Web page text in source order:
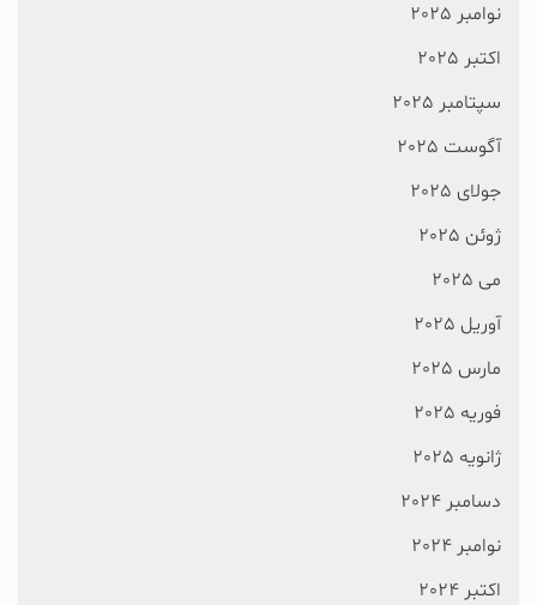
نوامبر 2025
اکتبر 2025
سپتامبر 2025
آگوست 2025
جولای 2025
ژوئن 2025
می 2025
آوریل 2025
مارس 2025
فوریه 2025
ژانویه 2025
دسامبر 2024
نوامبر 2024
اکتبر 2024